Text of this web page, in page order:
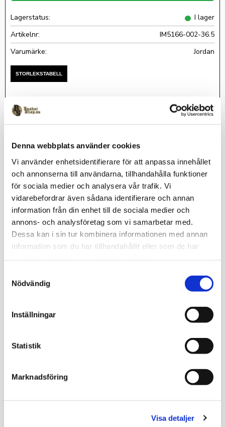
Denna webbplats använder cookies
Vi använder enhetsidentifierare för att anpassa innehållet
och annonserna till användarna, tillhandahålla funktioner
för sociala medier och analysera vår trafik. Vi
vidarebefordrar även sådana identifierare och annan
information från din enhet till de sociala medier och
annons- och analysföretag som vi samarbetar med.
Dessa kan i sin tur kombinera informationen med annan
information som du har tillhandahållit eller som de har
Nödvändig
Inställningar
Statistik
Marknadsföring
Visa detaljer
Lagerstatus
I lager
Artikelnr
IM5166-002-36.5
Jordan
är skapad för spelare som honom: smidig, tålmodig och stark!.
Basketskon har ett mjukt skum i full längd för avancerad
dämpning och ett responsivt plattformssystem som hjälper till
att absorbera kraft när du stannar hastigt och exploderar in i
Omdömen
Du
Bli den första att lämna ett omdöme.